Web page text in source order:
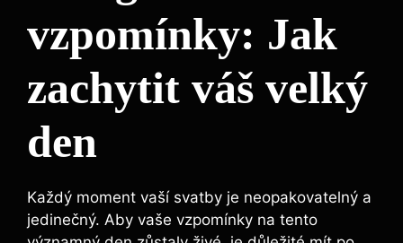
vzpomínky: Jak
zachytit váš velký
den
Každý moment vaší svatby je neopakovatelný a
jedinečný. Aby vaše vzpomínky na tento